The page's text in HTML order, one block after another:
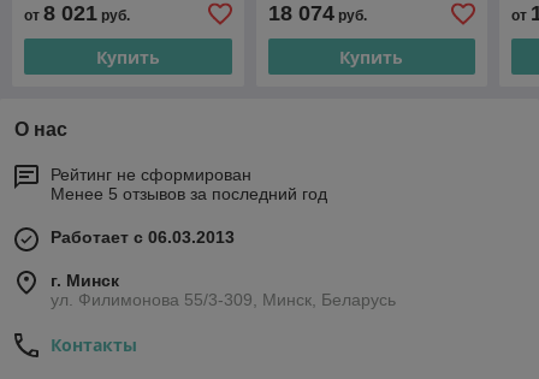
от 8 021 руб.
Купить
18 074руб.
Купить
от
О нас
Рейтинг не сформирован
Менее 5 отзывов за последний год
Работает с 06.03.2013
г. Минск
ул. Филимонова 55/3-309, Минск, Беларусь
Контакты